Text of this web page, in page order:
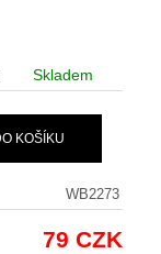
Skladem
WB2273
79 CZK